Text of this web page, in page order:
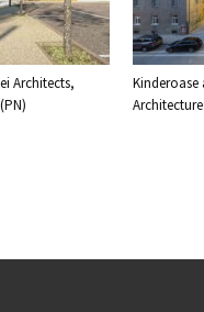
Architects,
Kinderoase